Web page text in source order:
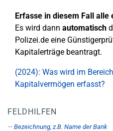
Erfasse in diesem Fall
Es wird dann automatisch
Polizei.de eine
Kapitalerträge beantragt.
(2024): Was wird im
Kapitalvermögen erfasst?
FELDHILFEN
Bezeichnung, z.B. Name der Bank